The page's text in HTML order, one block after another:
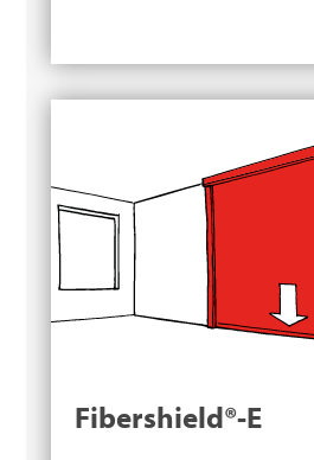
Fibershield®-E